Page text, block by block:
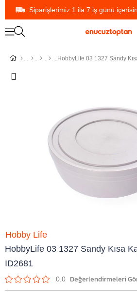
Siparişlerimiz 1 ila 7 iş günü
HobbyLife 03 1327 Sandy
HobbyLife 03 1327 Sandy Kısa
ID2681
0.0
Hobby Life